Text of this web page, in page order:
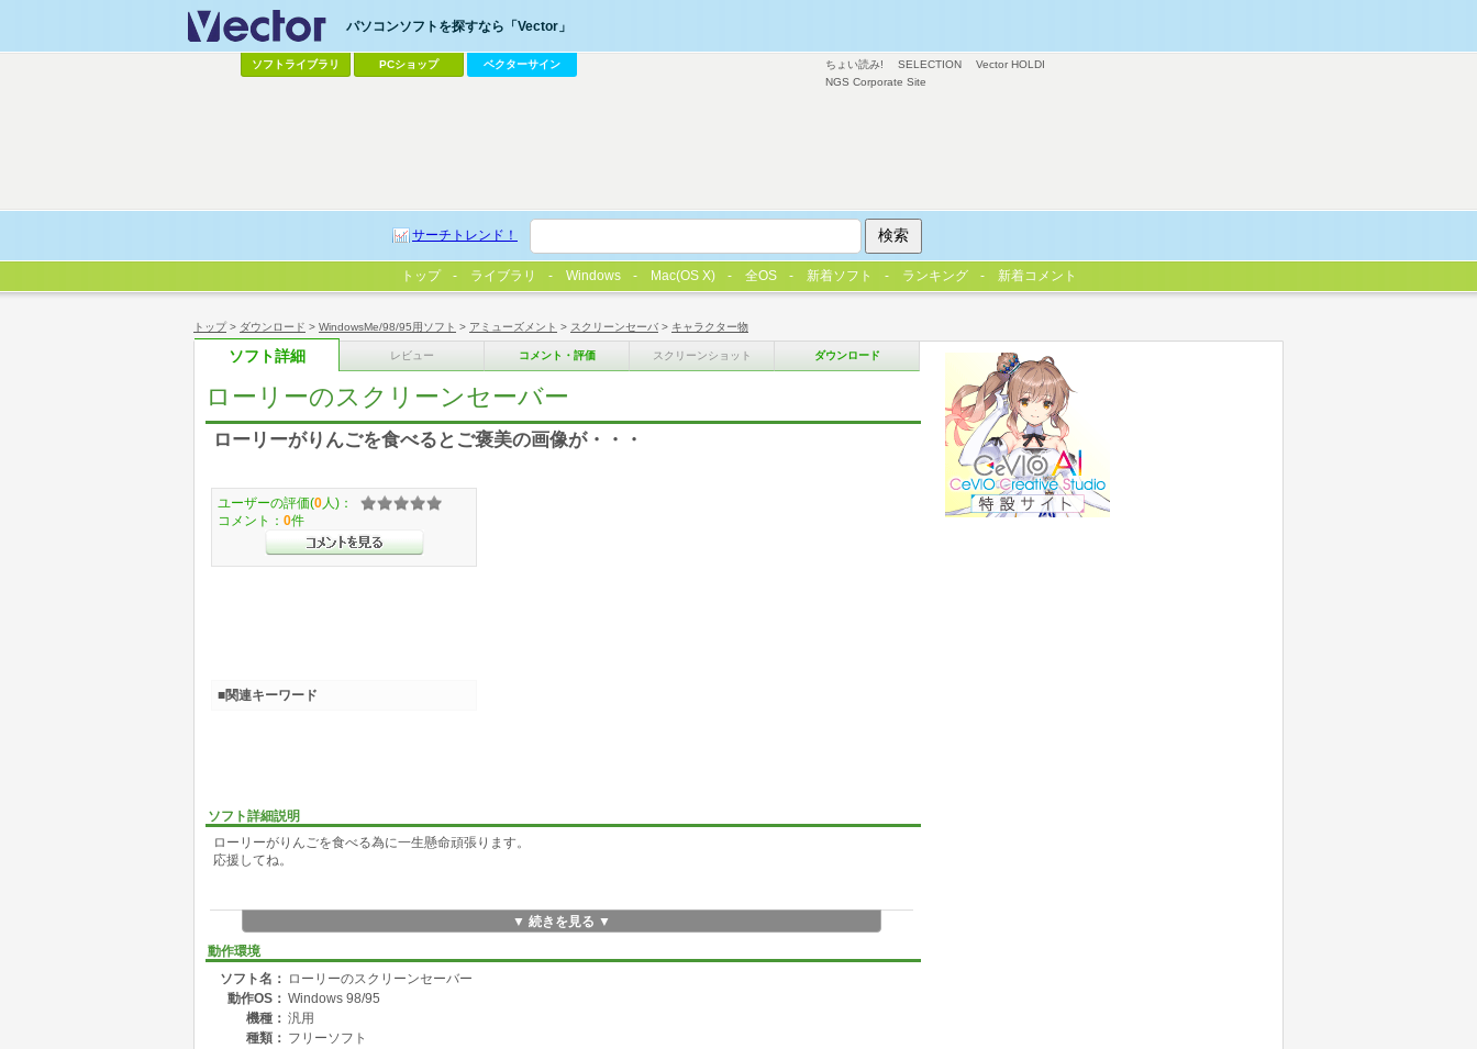
トップ> ダウンロード > WindowsMe/98/95用ソフト > アミューズメント > スクリーンセーバ > キャラクター物
ソフト詳細 レビュー コメント・評価 スクリーンショット ダウンロード
ローリーのスクリーンセーバー
ローリーがりんごを食べるとご褒美の画像が・・・
ソフト詳細説明
ローリーがりんごを食べる為に一生懸命頑張ります。
応援してね。
▼ 続きを見る ▼
動作環境
ソフト名： ローリーのスクリーンセーバー
動作OS： Windows 98/95
機種： 汎用
種類： フリーソフト
ユーザーの評価(0 人)：
コメント： 0件
■関連キーワード
ちょい読み! SELECTION
Vector HOLDI
NGS Corporate Site
パソコンソフトを探すなら「Vector」
ソフトライブラリ PCショップ ベクターサイン
サーチトレンド！
トップ ライブラリ Windows Mac(OS X) 全OS 新着ソフト ランキング 新着コメント